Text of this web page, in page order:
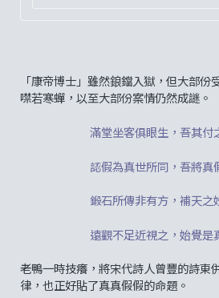
「康帝博士」雖然鋃鐺入獄，但大部份
噤若寒蟬，以至大部份案情仍然成謎。
滿堂坐客俱眼生，吾其付
認假為真世所同，吾將真
鍛石所傳非有方，補天之
遠觀不足近視之，始覺是
老鴨一時技癢，將宋代詩人曾豐的詩東
律，也正好貼了真真假假的命題。